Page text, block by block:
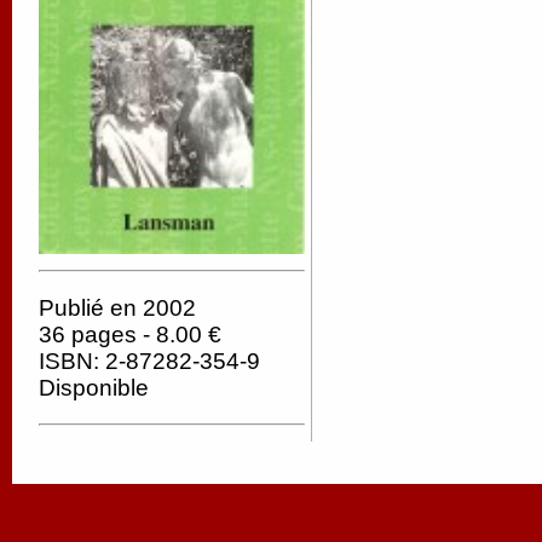
Publié en 2002
36 pages - 8.00 €
ISBN: 2-87282-354-9
Disponible